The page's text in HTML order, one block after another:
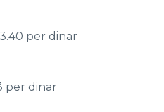
per dinar
per dinar